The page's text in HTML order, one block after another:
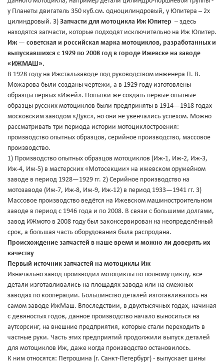
у Планеты двигатель 350 куб.см. одноцилиндровый, у Юпитера – 2х
цилиндровый. 3) Запчасти для мотоцикла Иж Юпитер – здесь
находятся запчасти, которые подходят исключительно на Иж Юпитер.
Иж — советская и российская марка мотоциклов, разработанных и
выпускавшихся с 1929 по 2008 год в городе Ижевске на заводе
«ИЖМАШ».
В 1928 году на Ижстальзаводе под руководством инженера П. В.
Можарова были созданы чертежи, а в 1929 году изготовлены
образцы первых «Ижей». Попытки же создать первые опытные
образцы русских мотоциклов были предприняты в 1914—1918 годах
московским заводом «Дукс», но они не увенчались успехом. Можно
рассматривать три периода истории мотоциклостроения:
производство опытных образцов, серийное производство, массовое
производство.
1) Производство опытных образцов мотоциклов (Иж-1, Иж-2, Иж-3,
Иж-4, Иж-5) в мастерских «Мотосекции» на ижевском оружейном
заводе в период 1928—1929 гг. 2) Серийное производство на
мотозаводе (Иж-7, Иж-8, Иж-9, Иж-12) в период 1933—1941 гг. 3)
Массовое производство ведётся на Ижевском машиностроительном
заводе в период с 1946 года и по 2008. В связи с большими долгами,
завод ИЖмото в 2008 году был законсервирован на неопределённый
срок, а большая часть оборудования была распродана.
Происхождение запчастей в наше время и можно ли доверять их
качеству
Первый источник запчастей на мотоциклы Иж
Изначально завод производил мотоциклы по полному циклу, все
детали изготавливались на площадях завода или на смежных
заводах по кооперации. Большинство деталей изготавливалось на
самом заводе ИжМаш. Впоследствии, в двухтысячных годах, начиная
с девяностых годов, данное производство начало выноситься на
аутсорсинг, на внешние предприятия, которые стали переходить в
частные руки. Часть этих предприятий продолжили выпуск деталей
для мотоциклов Иж, даже когда производство остановилось.
К ним относятся: Петрошина (г. Санкт-Петербург) - выпускает шины